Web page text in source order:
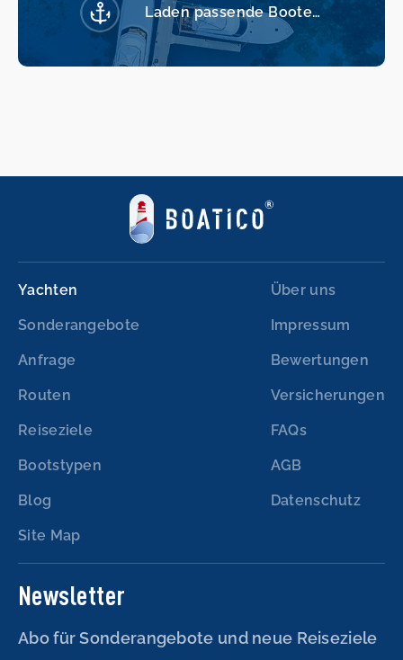
Laden passende Boote…
Yachten
Sonderangebote
Anfrage
Routen
Reiseziele
Bootstypen
Blog
Site Map
Über uns
Impressum
Bewertungen
Versicherungen
FAQs
AGB
Datenschutz
Newsletter
Abo für Sonderangebote und neue Reiseziele